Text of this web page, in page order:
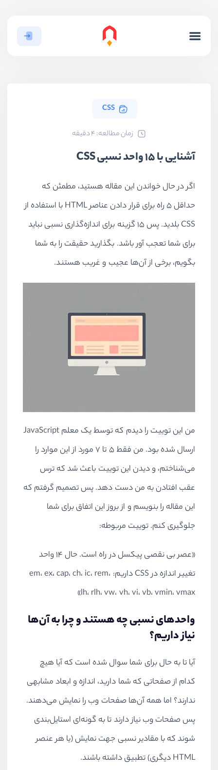
CSS
ﺯﻣﺎﻥ ﻣﻄﺎﻟﻌﻪ: 4 دقیقه
آشنایی با 15 واحد نسبی CSS
اگر در حال خواندن این مقاله هستید، مطمئن که
حداقل ۵ راه برای قرار دادن عناصر HTML با استفاده از
CSS بلدید. پس ۱۵ گزینه برای اندازه‌گذاری نسبی نباید
برای شما تعجب آور باشد. بگذارید حقیقت را به شما
بگویم، برخی از آن‌ها عجیب و غریب هستند.
من این توییت را دیدم که توسط یک معلم JavaScript
ارسال شده بود. من فقط ۵ تا ۷ مورد از این موارد را
می‌شناختم، و دیدن این توییت باعث شد که ترس
عقب افتادن به من دست دهد. پس تصمیم گرفتم که
این مقاله را بنویسم و از بروز این اتفاق برای شما
جلوگیری کنم. توییت مربوطه:
«عصر بی نقصی پیکسل در راه است. حال ۱۴ واحد
تغییر اندازه در CSS داریم: em، ex، cap، ch، ic، rem،
lh، rlh، vw، vh، vi، vb، vmin، vmax»
واحدهای نسبی چه هستند و چرا به آن‌ها
نیاز داریم؟
آیا تا به حال برای شما سوال شده است که آیا هیچ
کدام از صفحاتی که شما دارید، اندازه و ابعاد مشابهی
ندارند؟ اما همه آن‌ها صفحات وب را نمایش می‌دهند.
پس صفحات وب نیاز دارند تا به گونه‌ای استایل‌بندی
شوند که با مقادیر نسبی جهت نمایش (یا هر عنصر
HTML دیگری) تطبیق داشته باشند.